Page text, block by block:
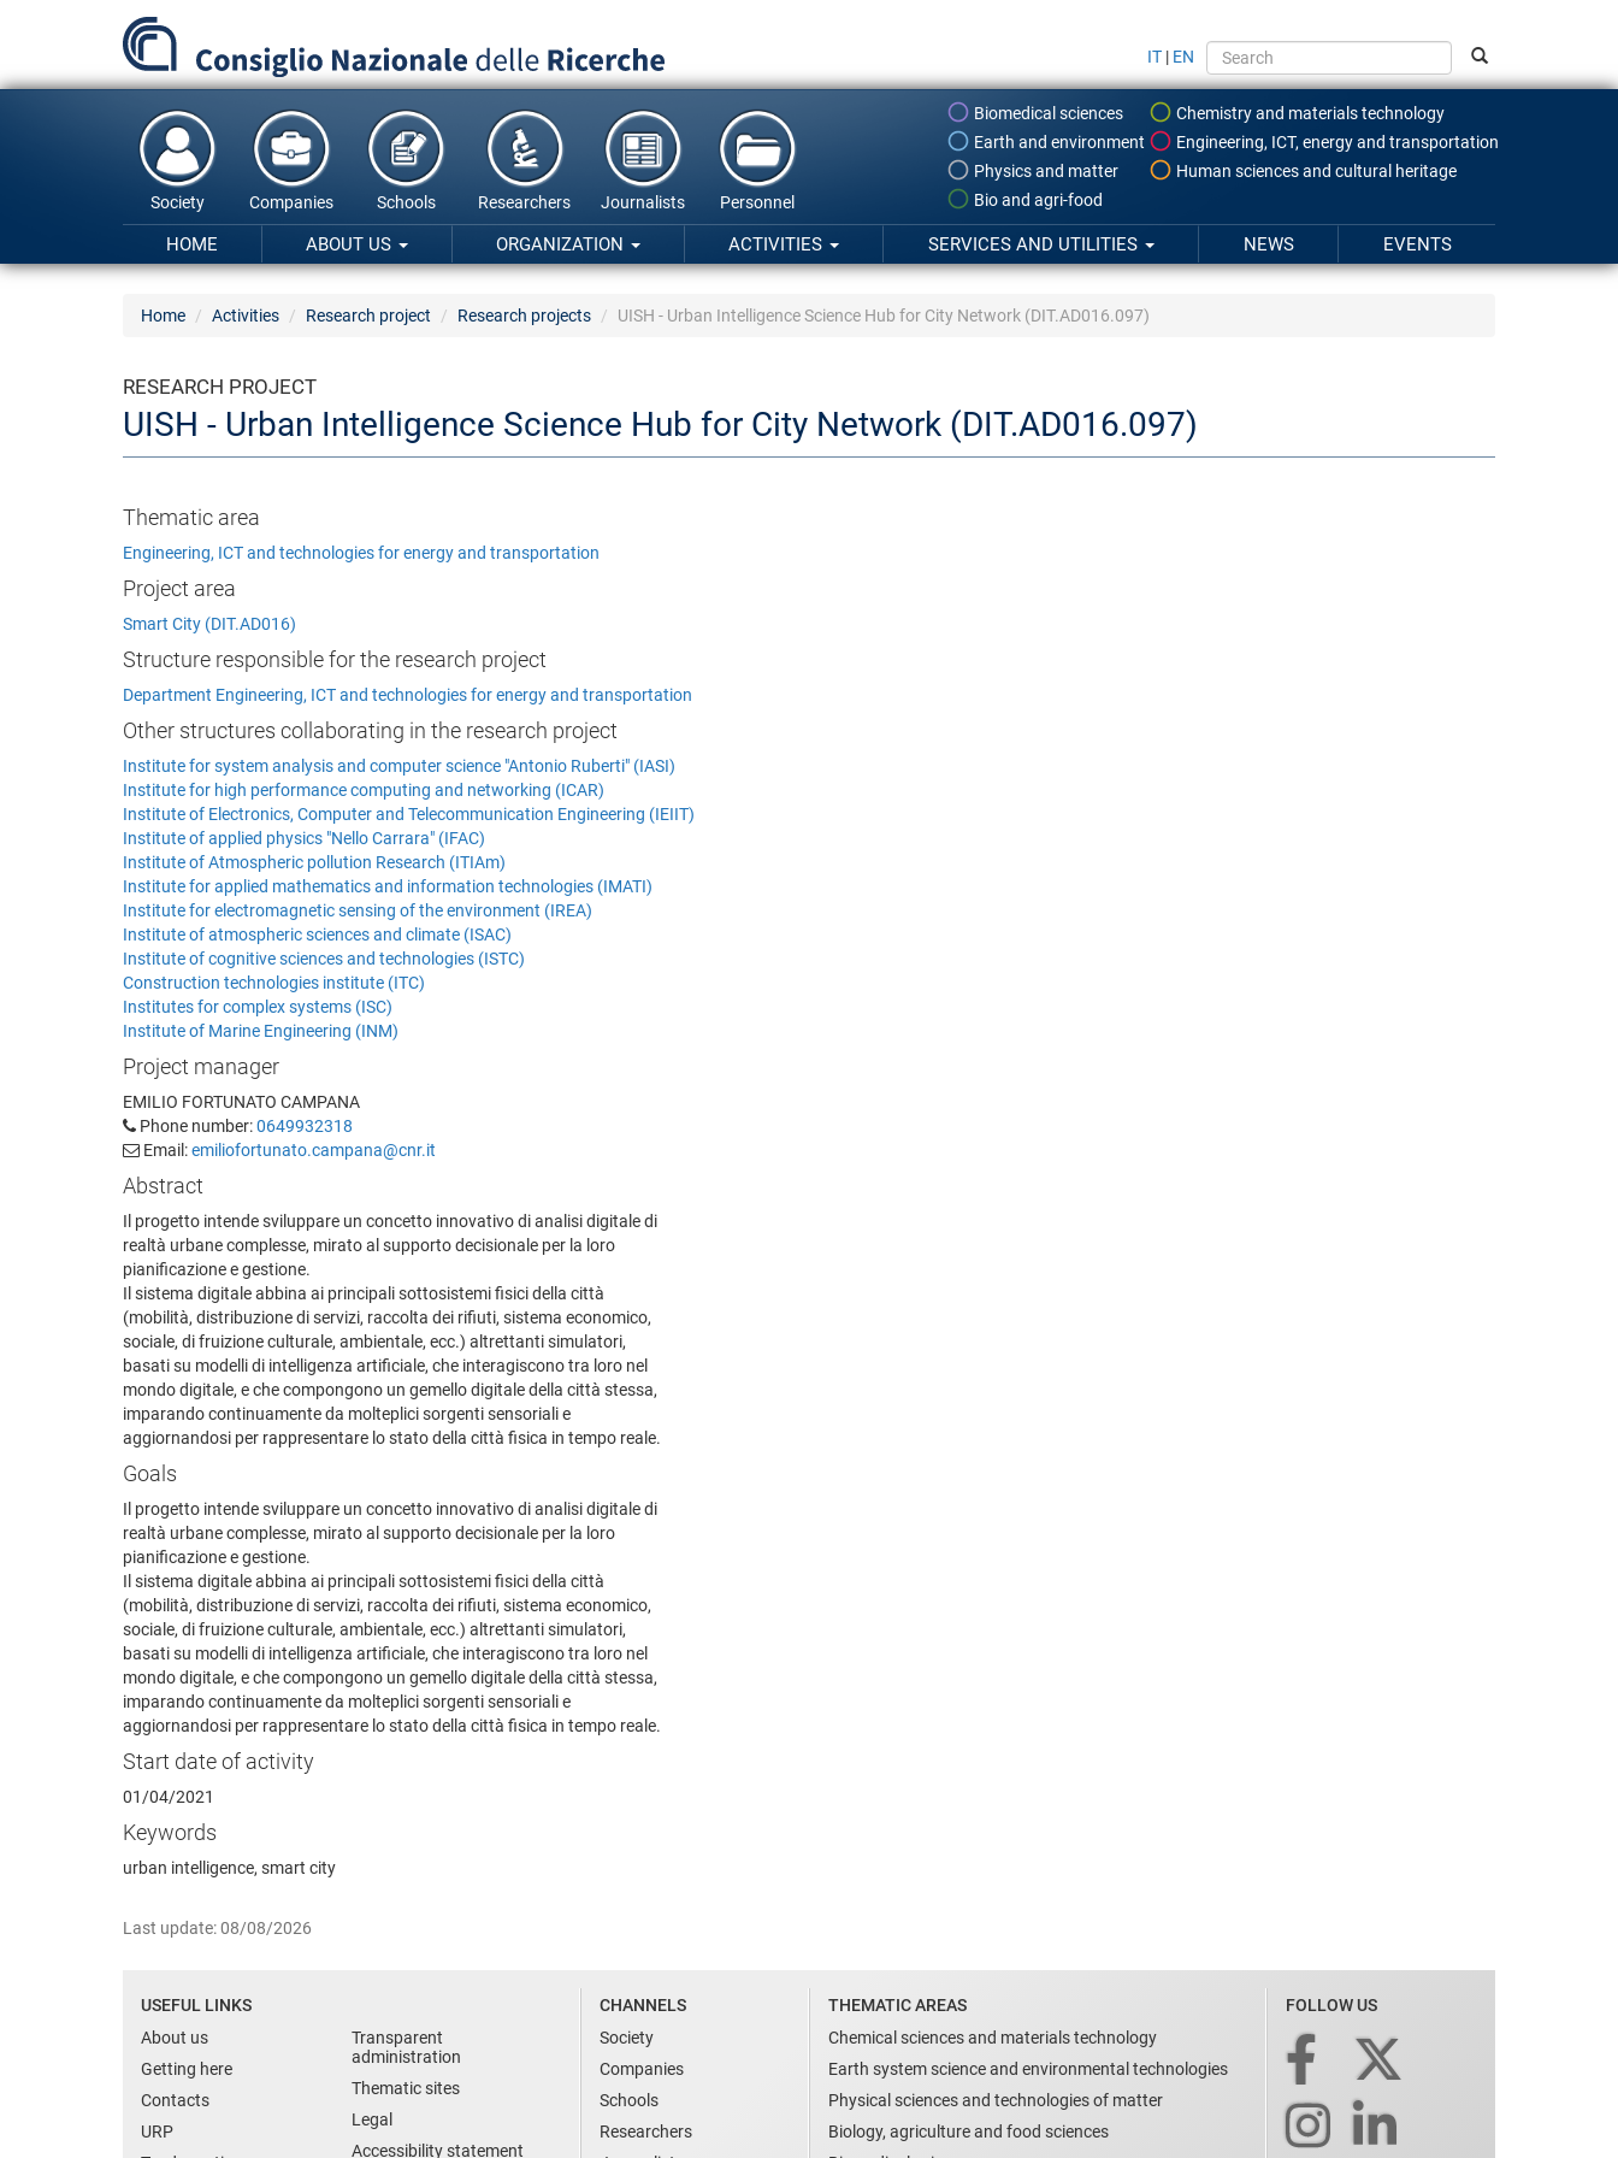
content
IT | EN
Biomedical sciences
Chemistry and materials technology
Earth and environment
Engineering, ICT, energy and transportation
Physics and matter
Human sciences and cultural heritage
Bio and agri-food
Society Companies Schools Researchers Journalists Personnel
HOME ABOUT US ORGANIZATION ACTIVITIES SERVICES AND UTILITIES NEWS EVENTS
Home Activities Research project Research projects UISH - Urban Intelligence Science Hub for City Network (DIT.AD016.097)
RESEARCH PROJECT
UISH - Urban Intelligence Science Hub for City Network (DIT.AD016.097)
Thematic area
Engineering, ICT and technologies for energy and transportation
Project area
Smart City (DIT.AD016)
Structure responsible for the research project
Department Engineering, ICT and technologies for energy and transportation
Other structures collaborating in the research project
Institute for system analysis and computer science "Antonio Ruberti" (IASI)
Institute for high performance computing and networking (ICAR)
Institute of Electronics, Computer and Telecommunication Engineering (IEIIT)
Institute of applied physics "Nello Carrara" (IFAC)
Institute of Atmospheric pollution Research (ITIAm)
Institute for applied mathematics and information technologies (IMATI)
Institute for electromagnetic sensing of the environment (IREA)
Institute of atmospheric sciences and climate (ISAC)
Institute of cognitive sciences and technologies (ISTC)
Construction technologies institute (ITC)
Institutes for complex systems (ISC)
Institute of Marine Engineering (INM)
Project manager
EMILIO FORTUNATO CAMPANA
Phone number:0649932318
Email:emiliofortunato.campana@cnr.it
Abstract
Il progetto intende sviluppare un concetto innovativo di analisi digitale di
realtà urbane complesse, mirato al supporto decisionale per la loro
pianificazione e gestione.
Il sistema digitale abbina ai principali sottosistemi fisici della città
(mobilità, distribuzione di servizi, raccolta dei rifiuti, sistema economico,
sociale, di fruizione culturale, ambientale, ecc.) altrettanti simulatori,
basati su modelli di intelligenza artificiale, che interagiscono tra loro nel
mondo digitale, e che compongono un gemello digitale della città stessa,
imparando continuamente da molteplici sorgenti sensoriali e
aggiornandosi per rappresentare lo stato della città fisica in tempo reale.
Goals
Il progetto intende sviluppare un concetto innovativo di analisi digitale di
realtà urbane complesse, mirato al supporto decisionale per la loro
pianificazione e gestione.
Il sistema digitale abbina ai principali sottosistemi fisici della città
(mobilità, distribuzione di servizi, raccolta dei rifiuti, sistema economico,
sociale, di fruizione culturale, ambientale, ecc.) altrettanti simulatori,
basati su modelli di intelligenza artificiale, che interagiscono tra loro nel
mondo digitale, e che compongono un gemello digitale della città stessa,
imparando continuamente da molteplici sorgenti sensoriali e
aggiornandosi per rappresentare lo stato della città fisica in tempo reale.
Start date of activity
01/04/2021
Keywords
urban intelligence, smart city
Last update: 08/08/2026
USEFUL LINKS
About us
Getting here
Contacts
URP
Transparent
administration
Thematic sites
Legal
Accessibility statement
CHANNELS
Society
Companies
Schools
Researchers
THEMATIC AREAS
Chemical sciences and materials technology
Earth system science and environmental technologies
Physical sciences and technologies of matter
Biology, agriculture and food sciences
FOLLOW US